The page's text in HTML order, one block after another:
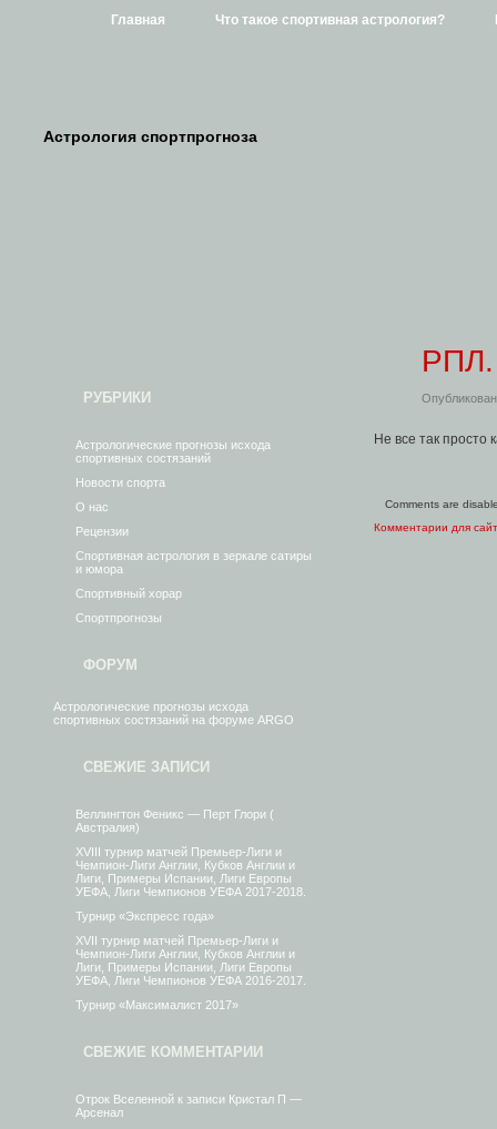
Главная Что такое спортивная астрология?
Астрология спортпрогноза
РУБРИКИ
Астрологические прогнозы исхода
спортивных состязаний
Новости спорта
О нас
Рецензии
Спортивная астрология в зеркале сатиры
и юмора
Спортивный хорар
Спортпрогнозы
ФОРУМ
Астрологические прогнозы исхода
спортивных состязаний на форуме ARGO
СВЕЖИЕ ЗАПИСИ
Веллингтон Феникс — Перт Глори (
Австралия)
XVIII турнир матчей Премьер-Лиги и
Чемпион-Лиги Англии, Кубков Англии и
Лиги, Примеры Испании, Лиги Европы
УЕФА, Лиги Чемпионов УЕФА 2017-2018.
Турнир «Экспресс года»
XVII турнир матчей Премьер-Лиги и
Чемпион-Лиги Англии, Кубков Англии и
Лиги, Примеры Испании, Лиги Европы
УЕФА, Лиги Чемпионов УЕФА 2016-2017.
Турнир «Максималист 2017»
СВЕЖИЕ КОММЕНТАРИИ
Отрок Вселенной к записи Кристал П —
Арсенал
Не все так просто
Comments are
Комментарии для